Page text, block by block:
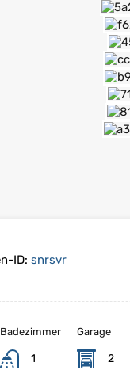
ID: snrsvr
Badezimmer
1
Garage
2